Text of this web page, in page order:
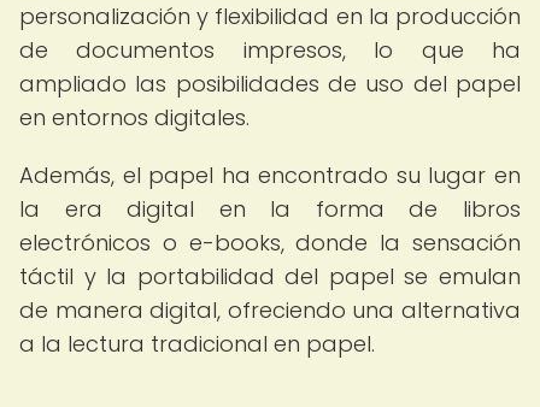
personalización y flexibilidad en la producción
de documentos impresos, lo que ha
ampliado las posibilidades de uso del papel
en entornos digitales.
Además, el papel ha encontrado su lugar en
la era digital en la forma de libros
electrónicos o e-books, donde la sensación
táctil y la portabilidad del papel se emulan
de manera digital, ofreciendo una alternativa
a la lectura tradicional en papel.